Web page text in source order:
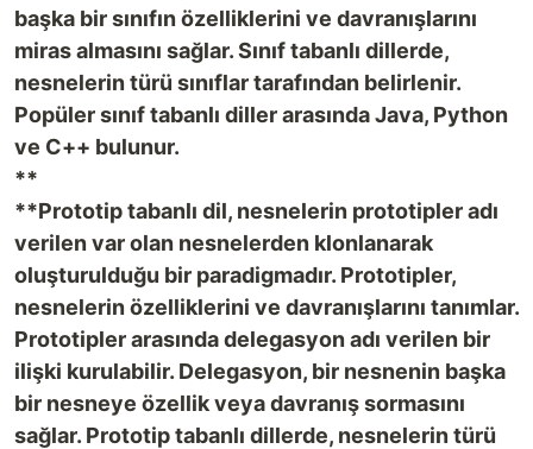
başka bir sınıfın özelliklerini ve davranışlarını
miras almasını sağlar. Sınıf tabanlı dillerde,
nesnelerin türü sınıflar tarafından belirlenir.
Popüler sınıf tabanlı diller arasında Java, Python
ve C++ bulunur.
**
**Prototip tabanlı dil, nesnelerin prototipler adı
verilen var olan nesnelerden klonlanarak
oluşturulduğu bir paradigmadır. Prototipler,
nesnelerin özelliklerini ve davranışlarını tanımlar.
Prototipler arasında delegasyon adı verilen bir
ilişki kurulabilir. Delegasyon, bir nesnenin başka
bir nesneye özellik veya davranış sormasını
sağlar. Prototip tabanlı dillerde, nesnelerin türü